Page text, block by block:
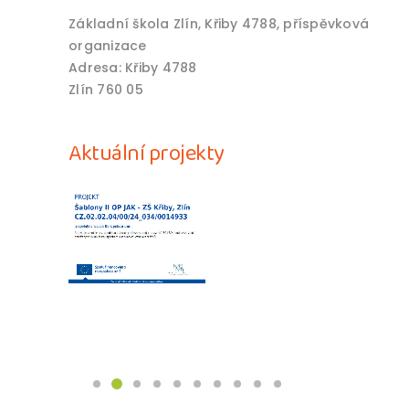
Základní škola Zlín, Křiby 4788, příspěvková
organizace
Adresa: Křiby 4788
Zlín 760 05
Aktuální projekty